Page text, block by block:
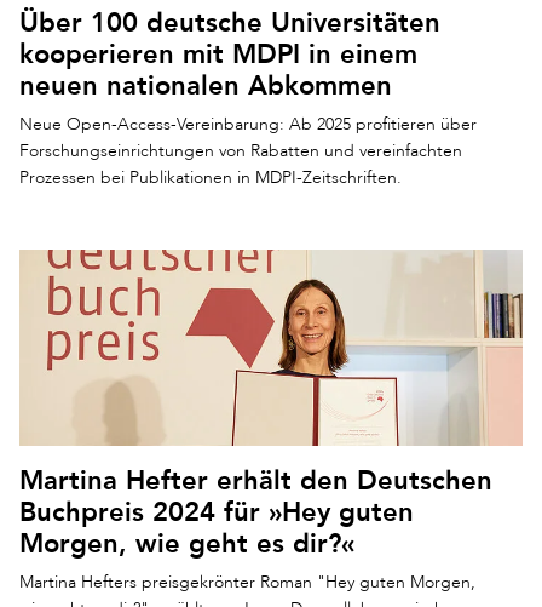
Über 100 deutsche Universitäten
kooperieren mit MDPI in einem
neuen nationalen Abkommen
Neue Open-Access-Vereinbarung: Ab 2025 profitieren über
Forschungseinrichtungen von Rabatten und vereinfachten
Prozessen bei Publikationen in MDPI-Zeitschriften.
Martina Hefter erhält den Deutschen
Buchpreis 2024 für »Hey guten
Morgen, wie geht es dir?«
Martina Hefters preisgekrönter Roman "Hey guten Morgen,